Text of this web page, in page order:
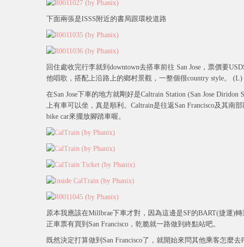
下面兩張是ISSS附近的書局跟環校道路
回住處收完行李就到downtown去搭車前往 San Jose，票價要
他唱歌，搭配上沿路上的鄉村景觀，一整個很country style。 (L)
在San Jose下車的地方就剛好是Caltrain Station (San Jose
上有車可以坐，真是順利。Caltrain是往返San Francisco及其
bike car來擺放腳踏車喔。
原本我應該在Millbrae下車才對，因為這邊是SF的BART(捷運)
正車票有買到San Francisco，乾脆就一路做到終點站吧。
既然決定打算做到San Francisco了，就開始來問其他乘客怎麼